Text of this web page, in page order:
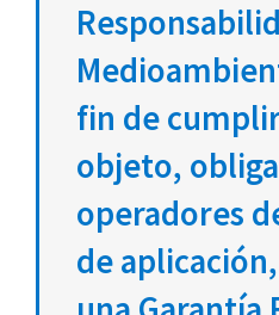
fin de
objeto,
operadores
de